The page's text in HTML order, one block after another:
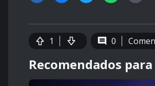
1 0
Recomendados